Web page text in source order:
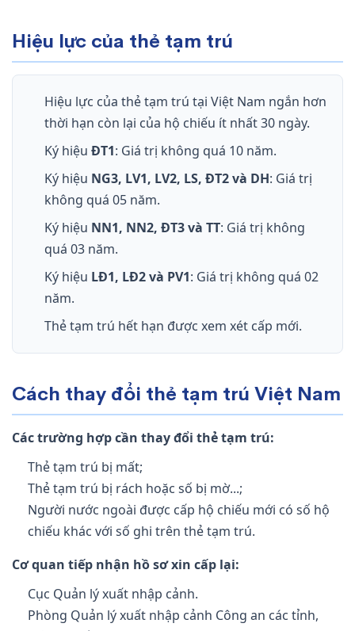
Hiệu lực của thẻ tạm trú
Hiệu lực của thẻ tạm trú tại Việt Nam ngắn hơn
thời hạn còn lại của hộ chiếu ít nhất 30 ngày.
Ký hiệu ĐT1: Giá trị không quá 10 năm.
Ký hiệu NG3, LV1, LV2, LS, ĐT2 và DH: Giá trị
không quá 05 năm.
Ký hiệu NN1, NN2, ĐT3 và TT: Giá trị không
quá 03 năm.
Ký hiệu LĐ1, LĐ2 và PV1: Giá trị không quá 02
năm.
Thẻ tạm trú hết hạn được xem xét cấp mới.
Cách thay đổi thẻ tạm trú Việt Nam
Các trường hợp cần thay đổi thẻ tạm trú:
Thẻ tạm trú bị mất;
Thẻ tạm trú bị rách hoặc số bị mờ...;
Người nước ngoài được cấp hộ chiếu mới có số hộ
chiếu khác với số ghi trên thẻ tạm trú.
Cơ quan tiếp nhận hồ sơ xin cấp lại:
Cục Quản lý xuất nhập cảnh.
Phòng Quản lý xuất nhập cảnh Công an các tỉnh,